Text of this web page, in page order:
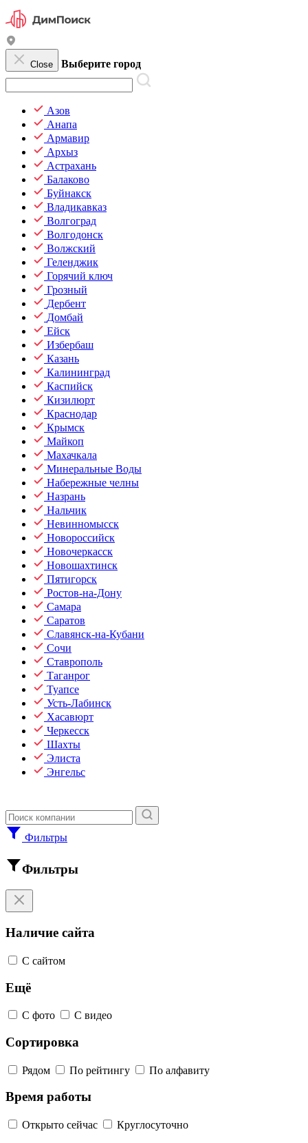
Close Выберите город
Азов
Анапа
Армавир
Архыз
Астрахань
Балаково
Буйнакск
Владикавказ
Волгоград
Волгодонск
Волжский
Геленджик
Горячий ключ
Грозный
Дербент
Домбай
Ейск
Избербаш
Казань
Калининград
Каспийск
Кизилюрт
Краснодар
Крымск
Майкоп
Махачкала
Минеральные Воды
Набережные челны
Назрань
Нальчик
Невинномысск
Новороссийск
Новочеркасск
Новошахтинск
Пятигорск
Ростов-на-Дону
Самара
Саратов
Славянск-на-Кубани
Сочи
Ставрополь
Таганрог
Туапсе
Усть-Лабинск
Хасавюрт
Черкесск
Шахты
Элиста
Энгельс
Фильтры
Фильтры
Наличие сайта
С сайтом
Ещё
С фото С видео
Сортировка
Рядом По рейтингу По алфавиту
Время работы
Открыто сейчас Круглосуточно